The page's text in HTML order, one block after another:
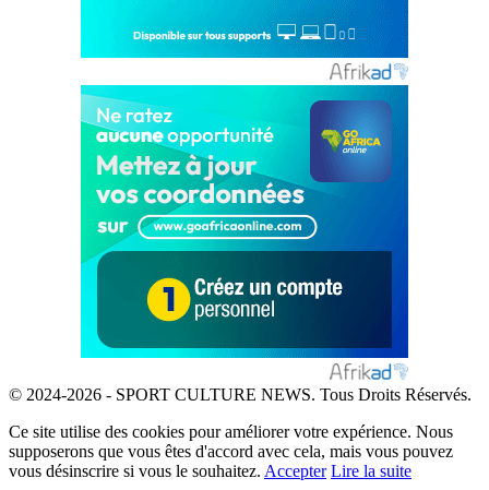
© 2024-2026 - SPORT CULTURE NEWS. Tous Droits Réservés.
Ce site utilise des cookies pour améliorer votre expérience. Nous
supposerons que vous êtes d'accord avec cela, mais vous pouvez
vous désinscrire si vous le souhaitez. Accepter Lire la suite